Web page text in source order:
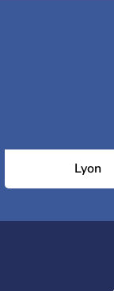
Lyon